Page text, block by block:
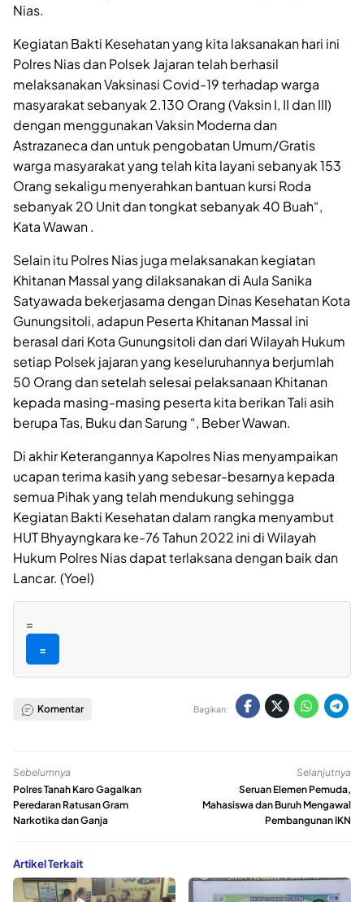
Nias.
Kegiatan Bakti Kesehatan yang kita laksanakan hari ini
Polres Nias dan Polsek Jajaran telah berhasil
melaksanakan Vaksinasi Covid-19 terhadap warga
masyarakat sebanyak 2.130 Orang (Vaksin I, II dan III)
dengan menggunakan Vaksin Moderna dan
Astrazaneca dan untuk pengobatan Umum/Gratis
warga masyarakat yang telah kita layani sebanyak 153
Orang sekaligu menyerahkan bantuan kursi Roda
sebanyak 20 Unit dan tongkat sebanyak 40 Buah“,
Kata Wawan .
Selain itu Polres Nias juga melaksanakan kegiatan
Khitanan Massal yang dilaksanakan di Aula Sanika
Satyawada bekerjasama dengan Dinas Kesehatan Kota
Gunungsitoli, adapun Peserta Khitanan Massal ini
berasal dari Kota Gunungsitoli dan dari Wilayah Hukum
setiap Polsek jajaran yang keseluruhannya berjumlah
50 Orang dan setelah selesai pelaksanaan Khitanan
kepada masing-masing peserta kita berikan Tali asih
berupa Tas, Buku dan Sarung “, Beber Wawan.
Di akhir Keterangannya Kapolres Nias menyampaikan
ucapan terima kasih yang sebesar-besarnya kepada
semua Pihak yang telah mendukung sehingga
Kegiatan Bakti Kesehatan dalam rangka menyambut
HUT Bhyayngkara ke-76 Tahun 2022 ini di Wilayah
Hukum Polres Nias dapat terlaksana dengan baik dan
Lancar. (Yoel)
=
=
Komentar Bagikan:
Sebelumnya
Polres Tanah Karo Gagalkan
Peredaran Ratusan Gram
Narkotika dan Ganja
Selanjutnya
Seruan Elemen Pemuda,
Mahasiswa dan Buruh Mengawal
Pembangunan IKN
Artikel Terkait